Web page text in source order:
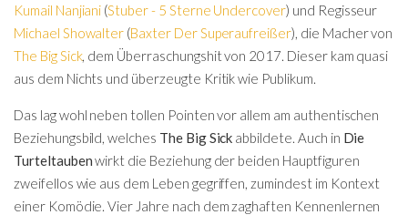
Kumail Nanjiani (Stuber - 5 Sterne Undercover) und Regisseur
Michael Showalter (Baxter Der Superaufreißer), die Macher von
The Big Sick, dem Überraschungshit von 2017. Dieser kam quasi
aus dem Nichts und überzeugte Kritik wie Publikum.
Das lag wohl neben tollen Pointen vor allem am authentischen
Beziehungsbild, welches The Big Sick abbildete. Auch in Die
Turteltaubenwirkt die Beziehung der beiden Hauptfiguren
zweifellos wie aus dem Leben gegriffen, zumindest im Kontext
einer Komödie. Vier Jahre nach dem zaghaften Kennenlernen